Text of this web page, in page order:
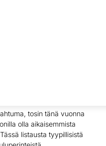
tosin tänä vuonna
olla aikaisemmista
listausta tyypillisistä